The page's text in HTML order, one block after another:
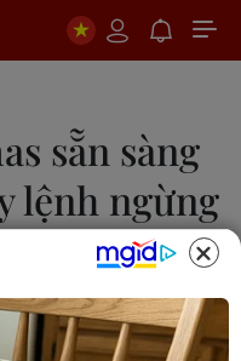
sẵn sàng
lệnh ngừng